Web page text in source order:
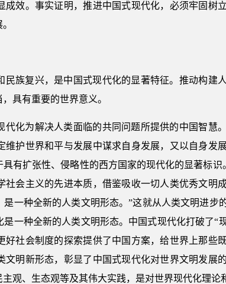
效。事实证明，推进中国式现代化，必须牢固树
民族复兴，是中国式现代化的显著特征。推动构建
具有重要的世界意义。
化为解决人类面临的共同问题所提供的中国智慧
护世界和平与发展中谋求自身发展，又以自身发
有扩张性、侵略性的西方国家的现代化的显著标识
会主义的先进本质，借鉴吸收一切人类优秀文明
一种全新的人类文明形态。”这就从人类文明进步
一种全新的人类文明形态。中国式现代化打破了“
社会制度的探索提供了中国方案，给世界上那些
明新形态，彰显了中国式现代化对世界文明发展
观、生态观等及其伟大实践，是对世界现代化理论